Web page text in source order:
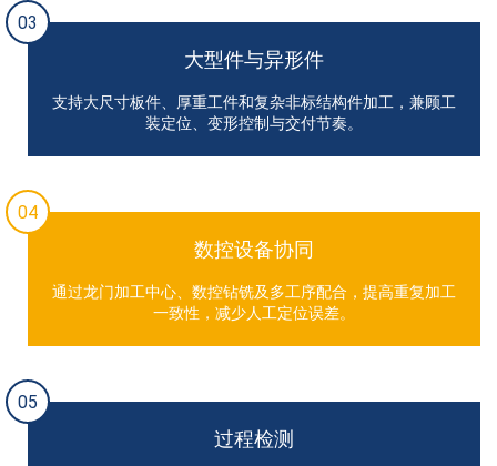
03
大型件与异形件
支持大尺寸板件、厚重工件和复杂非标结构件加工，兼顾工
装定位、变形控制与交付节奏。
04
数控设备协同
通过龙门加工中心、数控钻铣及多工序配合，提高重复加工
一致性，减少人工定位误差。
05
过程检测